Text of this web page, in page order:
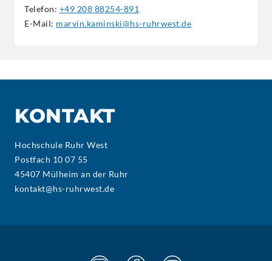
Telefon: +49 208 88254-891
E-Mail: marvin.kaminski@hs-ruhrwest.de
KONTAKT
Hochschule Ruhr West
Postfach 10 07 55
45407 Mülheim an der Ruhr
kontakt@hs-ruhrwest.de